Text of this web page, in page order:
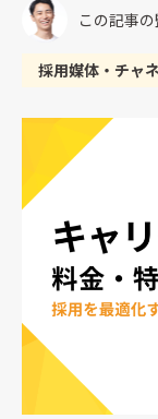
この記事
採用媒体・チャ